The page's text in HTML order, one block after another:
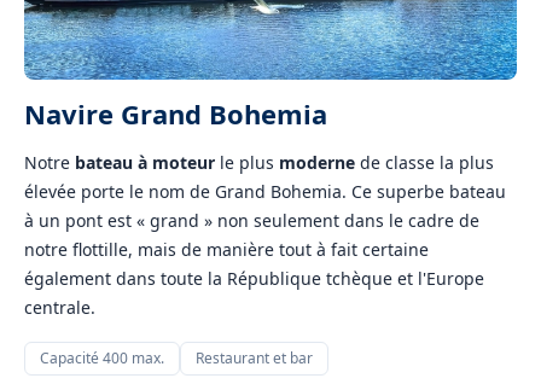
Navire Grand Bohemia
Notre bateau à moteur le plus moderne de classe la plus
élevée porte le nom de Grand Bohemia. Ce superbe bateau
à un pont est « grand » non seulement dans le cadre de
notre flottille, mais de manière tout à fait certaine
également dans toute la République tchèque et l'Europe
centrale.
Capacité 400 max. Restaurant et bar